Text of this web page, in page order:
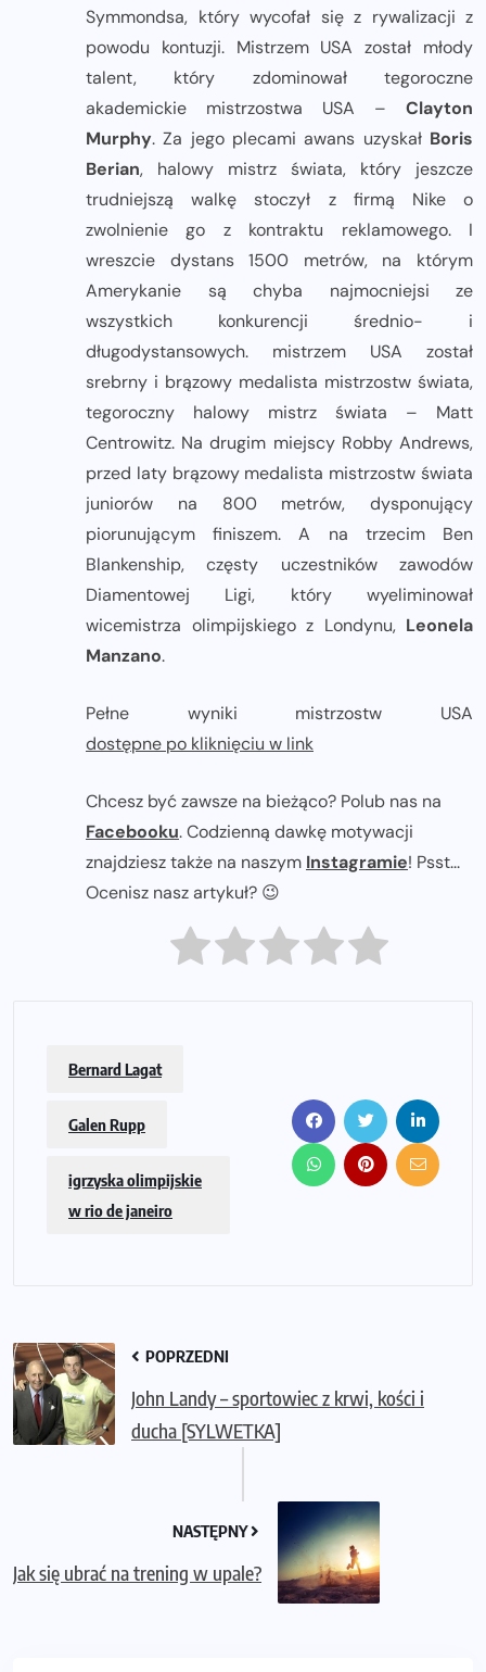
Symmondsa, który wycofał się z rywalizacji z
powodu kontuzji. Mistrzem USA został młody
talent, który zdominował tegoroczne
akademickie mistrzostwa USA – Clayton
Murphy. Za jego plecami awans uzyskał Boris
Berian, halowy mistrz świata, który jeszcze
trudniejszą walkę stoczył z firmą Nike o
zwolnienie go z kontraktu reklamowego. I
wreszcie dystans 1500 metrów, na którym
Amerykanie są chyba najmocniejsi ze
wszystkich konkurencji średnio- i
długodystansowych. mistrzem USA został
srebrny i brązowy medalista mistrzostw świata,
tegoroczny halowy mistrz świata – Matt
Centrowitz. Na drugim miejscy Robby Andrews,
przed laty brązowy medalista mistrzostw świata
juniorów na 800 metrów, dysponujący
piorunującym finiszem. A na trzecim Ben
Blankenship, częsty uczestników zawodów
Diamentowej Ligi, który wyeliminował
wicemistrza olimpijskiego z Londynu, Leonela
Manzano.
Pełne wyniki mistrzostw USA
dostępne po kliknięciu w link
Chcesz być zawsze na bieżąco? Polub nas na
Facebooku. Codzienną dawkę motywacji
znajdziesz także na naszym Instagramie! Psst...
Ocenisz nasz artykuł? 😉
Bernard Lagat
Galen Rupp
igrzyska olimpijskie
w rio de janeiro
POPRZEDNI
John Landy – sportowiec z krwi, kości i
ducha [SYLWETKA]
NASTĘPNY
Jak się ubrać na trening w upale?